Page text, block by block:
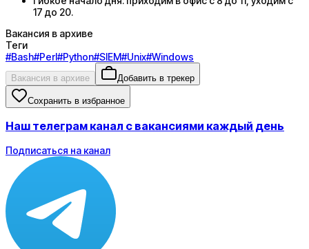
17 до 20.
Вакансия в архиве
Теги
#Bash#Perl#Python#SIEM#Unix#Windows
Вакансия в архиве Добавить в трекер
Сохранить в избранное
Наш телеграм канал с вакансиями каждый день
Подписаться на канал